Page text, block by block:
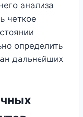
анализа
четкое
определить
дальнейших